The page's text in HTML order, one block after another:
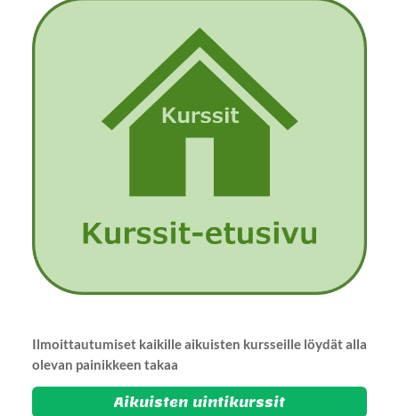
Ilmoittautumiset kaikille aikuisten kursseille löydät alla
olevan painikkeen takaa
Aikuisten uintikurssit